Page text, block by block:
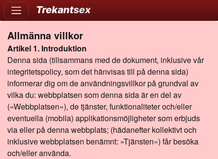
Allmänna villkor
Artikel 1. Introduktion
Denna sida (tillsammans med de dokument, inklusive vår
integritetspolicy, som det hänvisas till på denna sida)
informerar dig om de användningsvillkor på grundval av
vilka du: webbplatsen som denna sida är en del av
(»Webbplatsen«), de tjänster, funktionaliteter och/eller
eventuella (mobila) applikationsmöjligheter som erbjuds
via eller på denna webbplats; (hädanefter kollektivt och
inklusive webbplatsen benämnt: »Tjänsten«) får besöka
och/eller använda.